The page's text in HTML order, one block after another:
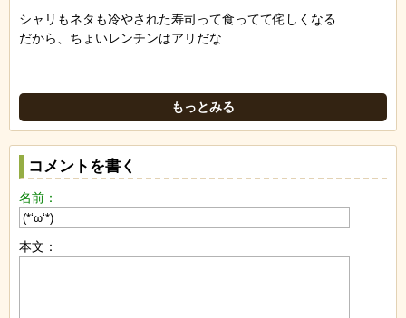
シャリもネタも冷やされた寿司って食ってて侘しくなる
だから、ちょいレンチンはアリだな
もっとみる
コメントを書く
名前：
本文：